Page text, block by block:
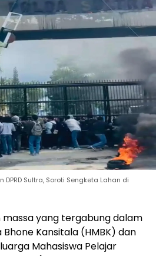
Sultra, Soroti Sengketa Lahan di
massa yang tergabung dalam
Kansitala (HMBK) dan
Mahasiswa Pelajar